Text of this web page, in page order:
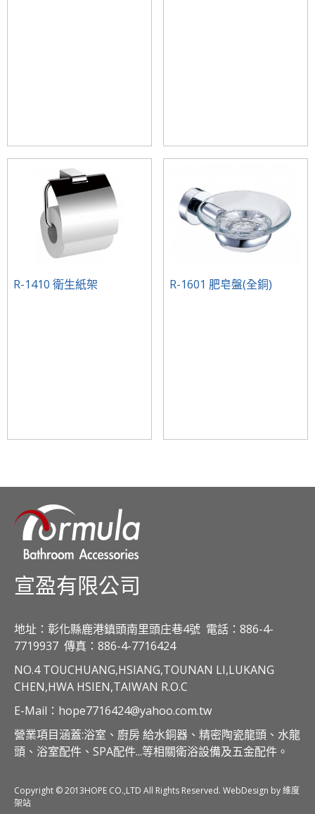
R-1410 衛生紙架 R-1601 肥皂盤(全銅)
宣盈有限公司
地址：彰化縣鹿港鎮頭南里頭庄巷4號 電話：886-4-
7719937 傳真：886-4-7716424
NO.4 TOUCHUANG,HSIANG,TOUNAN LI,LUKANG
CHEN,HWA HSIEN,TAIWAN R.O.C
E-Mail：hope7716424@yahoo.com.tw
營業項目涵蓋:浴室、廚房 給水銅器、精密陶瓷龍頭、水龍
頭、浴室配件、SPA配件...等相關衛浴設備及五金配件。
Copyright © 2013HOPE CO.,LTD All Rights Reserved. WebDesign by 維度
架站